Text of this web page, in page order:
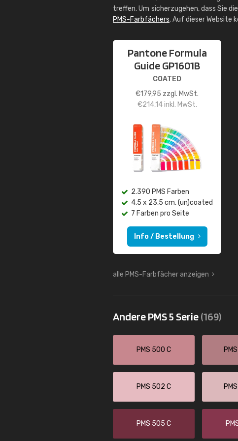
treffen. Um sicherzugehen, dass Sie
PMS-Farbfächers. Auf dieser Website
Pantone Formula
Guide GP1601B
COATED
€179,95 zzgl. MwSt.
€214,14inkl. MwSt.
2.390 PMS Farben
4,5 x 23,5 cm, (un)coated
7 Farben pro Seite
Info / Bestellung
alle PMS-Farbfächer anzeigen
Andere PMS 5 Serie(169)
PMS 500 C
PMS 502 C
PMS 505 C